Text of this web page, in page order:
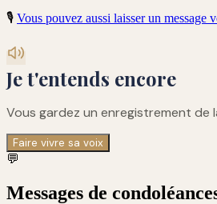
🎙️ Vous pouvez aussi laisser un message
Je t'entends encore
Vous gardez un enregistrement de
Faire vivre sa voix
💬
Messages de